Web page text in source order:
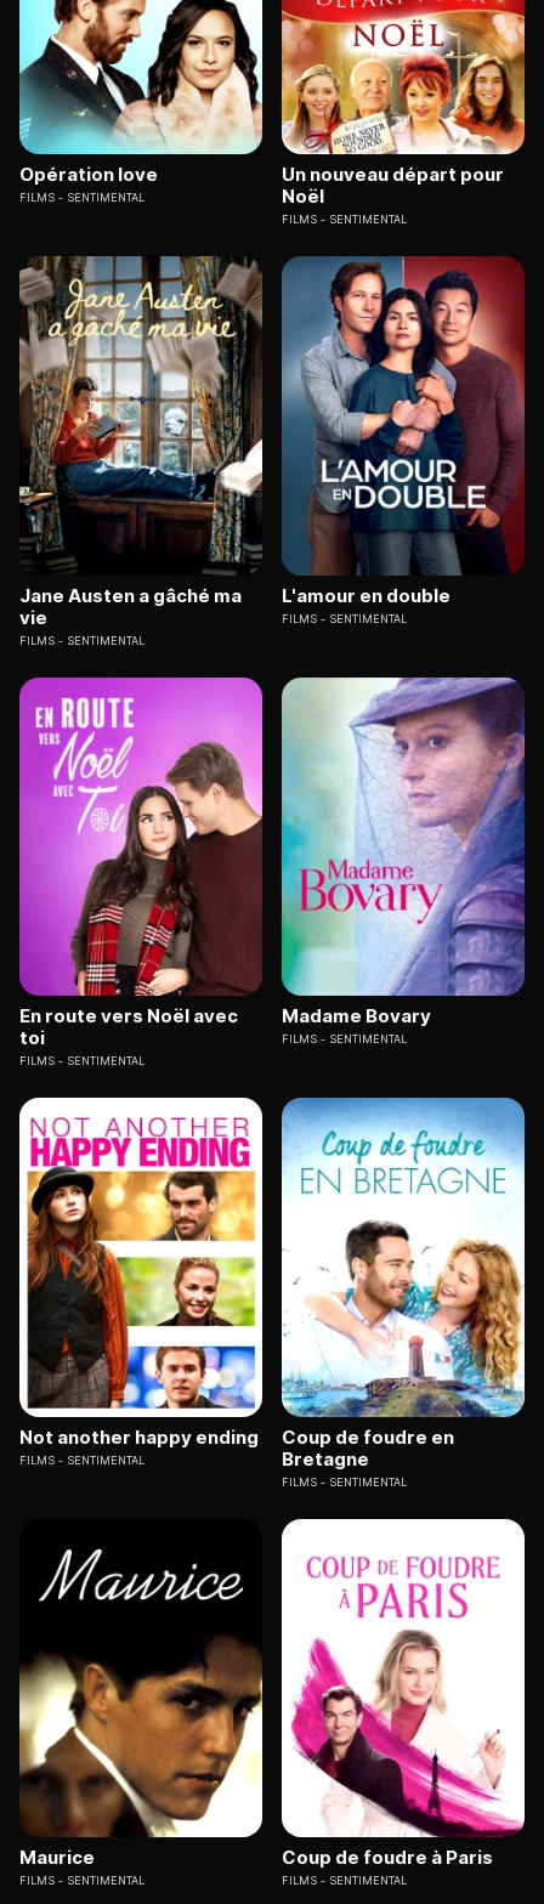
Opération love
FILMS SENTIMENTAL
Un nouveau départ pour
Noël
FILMS SENTIMENTAL
Jane Austen a gâché ma
vie
FILMS SENTIMENTAL
L'amour en double
FILMS SENTIMENTAL
En route vers Noël avec
toi
FILMS SENTIMENTAL
Madame Bovary
FILMS SENTIMENTAL
Not another happy ending
FILMS SENTIMENTAL
Coup de foudre en
Bretagne
FILMS SENTIMENTAL
Maurice
FILMS SENTIMENTAL
Coup de foudre à Paris
FILMS SENTIMENTAL